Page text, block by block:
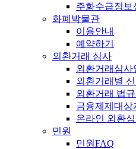
주화수급정보
화폐박물관
이용안내
예약하기
외환거래 심사
외환거래심사
외환거래별
외환거래 법
금융제제대상
온라인 외환
민원
민원FAQ